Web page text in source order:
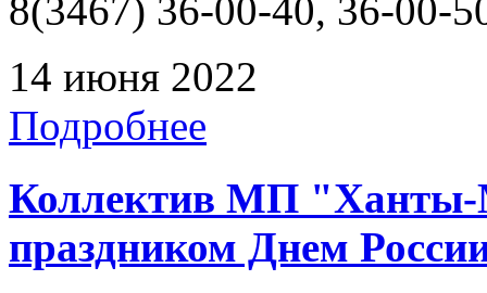
8(3467) 36-00-40, 36-00-
14 июня 2022
Подробнее
Коллектив МП "Ханты-
праздником Днем